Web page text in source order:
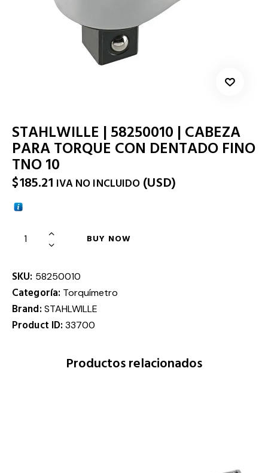
STAHLWILLE | 58250010 | CABEZA
PARA TORQUE CON DENTADO FINO
TNO 10
$185.21 IVA NO INCLUIDO (USD)
BUY NOW
SKU: 58250010
Categoría: Torquímetro
Brand: STAHLWILLE
Product ID:33700
Productos relacionados